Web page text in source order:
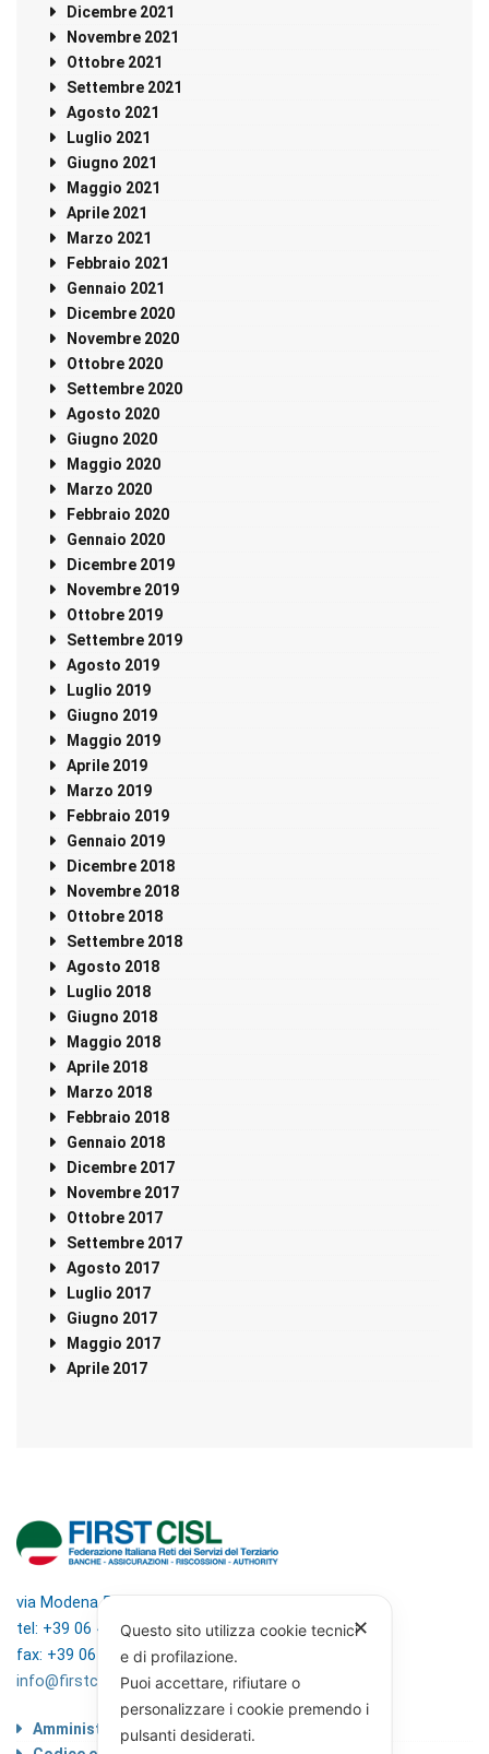
Dicembre 2021
Novembre 2021
Ottobre 2021
Settembre 2021
Agosto 2021
Luglio 2021
Giugno 2021
Maggio 2021
Aprile 2021
Marzo 2021
Febbraio 2021
Gennaio 2021
Dicembre 2020
Novembre 2020
Ottobre 2020
Settembre 2020
Agosto 2020
Giugno 2020
Maggio 2020
Marzo 2020
Febbraio 2020
Gennaio 2020
Dicembre 2019
Novembre 2019
Ottobre 2019
Settembre 2019
Agosto 2019
Luglio 2019
Giugno 2019
Maggio 2019
Aprile 2019
Marzo 2019
Febbraio 2019
Gennaio 2019
Dicembre 2018
Novembre 2018
Ottobre 2018
Settembre 2018
Agosto 2018
Luglio 2018
Giugno 2018
Maggio 2018
Aprile 2018
Marzo 2018
Febbraio 2018
Gennaio 2018
Dicembre 2017
Novembre 2017
Ottobre 2017
Settembre 2017
Agosto 2017
Luglio 2017
Giugno 2017
Maggio 2017
Aprile 2017
via Modena 5, 00184 Roma
tel: +39 06 4746351
fax: +39 06 4746136
info@firstcisl.it
Amministrazione trasparente
✕
Questo sito utilizza cookie tecnici
e di profilazione.
Puoi accettare, rifiutare o
personalizzare i cookie premendo i
pulsanti desiderati.